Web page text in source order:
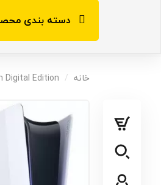
دسته بندی
خانه Digital Edition